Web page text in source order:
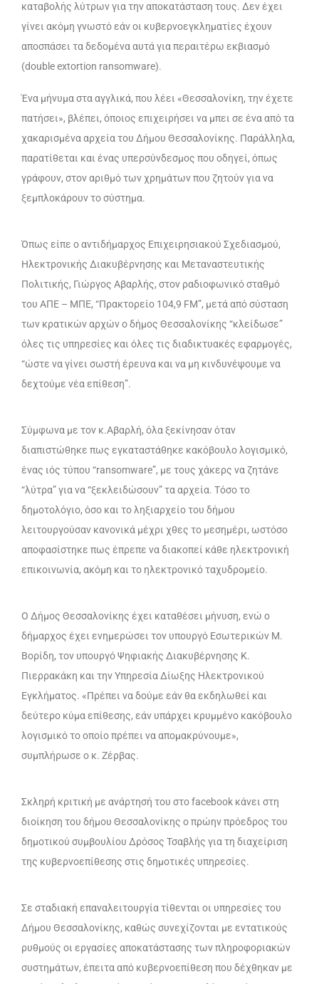
καταβολής λύτρων για την αποκατάσταση τους. Δεν έχει
γίνει ακόμη γνωστό εάν οι κυβερνοεγκληματίες έχουν
αποσπάσει τα δεδομένα αυτά για περαιτέρω εκβιασμό
(double extortion ransomware).
Ένα μήνυμα στα αγγλικά, που λέει «Θεσσαλονίκη, την έχετε
πατήσει», βλέπει, όποιος επιχειρήσει να μπει σε ένα από τα
χακαρισμένα αρχεία του Δήμου Θεσσαλονίκης. Παράλληλα,
παρατίθεται και ένας υπερσύνδεσμος που οδηγεί, όπως
γράφουν, στον αριθμό των χρημάτων που ζητούν για να
ξεμπλοκάρουν το σύστημα.
Όπως είπε ο αντιδήμαρχος Επιχειρησιακού Σχεδιασμού,
Ηλεκτρονικής Διακυβέρνησης και Μεταναστευτικής
Πολιτικής, Γιώργος Αβαρλής, στον ραδιοφωνικό σταθμό
του ΑΠΕ – ΜΠΕ, “Πρακτορείο 104,9 FΜ”, μετά από σύσταση
των κρατικών αρχών ο δήμος Θεσσαλονίκης “κλείδωσε”
όλες τις υπηρεσίες και όλες τις διαδικτυακές εφαρμογές,
“ώστε να γίνει σωστή έρευνα και να μη κινδυνέψουμε να
δεχτούμε νέα επίθεση”.
Σύμφωνα με τον κ.Αβαρλή, όλα ξεκίνησαν όταν
διαπιστώθηκε πως εγκαταστάθηκε κακόβουλο λογισμικό,
ένας ιός τύπου “ransomware”, με τους χάκερς να ζητάνε
“λύτρα” για να “ξεκλειδώσουν” τα αρχεία. Τόσο το
δημοτολόγιο, όσο και το ληξιαρχείο του δήμου
λειτουργούσαν κανονικά μέχρι χθες το μεσημέρι, ωστόσο
αποφασίστηκε πως έπρεπε να διακοπεί κάθε ηλεκτρονική
επικοινωνία, ακόμη και το ηλεκτρονικό ταχυδρομείο.
Ο Δήμος Θεσσαλονίκης έχει καταθέσει μήνυση, ενώ ο
δήμαρχος έχει ενημερώσει τον υπουργό Εσωτερικών Μ.
Βορίδη, τον υπουργό Ψηφιακής Διακυβέρνησης Κ.
Πιερρακάκη και την Υπηρεσία Δίωξης Ηλεκτρονικού
Εγκλήματος. «Πρέπει να δούμε εάν θα εκδηλωθεί και
δεύτερο κύμα επίθεσης, εάν υπάρχει κρυμμένο κακόβουλο
λογισμικό το οποίο πρέπει να απομακρύνουμε»,
συμπλήρωσε ο κ. Ζέρβας.
Σκληρή κριτική με ανάρτησή του στο facebook κάνει στη
διοίκηση του δήμου Θεσσαλονίκης ο πρώην πρόεδρος του
δημοτικού συμβουλίου Δρόσος Τσαβλής για τη διαχείριση
της κυβερνοεπίθεσης στις δημοτικές υπηρεσίες.
Σε σταδιακή επαναλειτουργία τίθενται οι υπηρεσίες του
Δήμου Θεσσαλονίκης, καθώς συνεχίζονται με εντατικούς
ρυθμούς οι εργασίες αποκατάστασης των πληροφοριακών
συστημάτων, έπειτα από κυβερνοεπίθεση που δέχθηκαν με